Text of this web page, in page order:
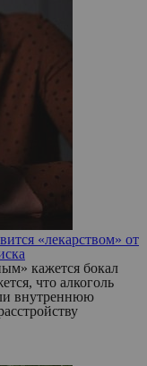
«лекарством» от
кажется бокал
что алкоголь
внутреннюю